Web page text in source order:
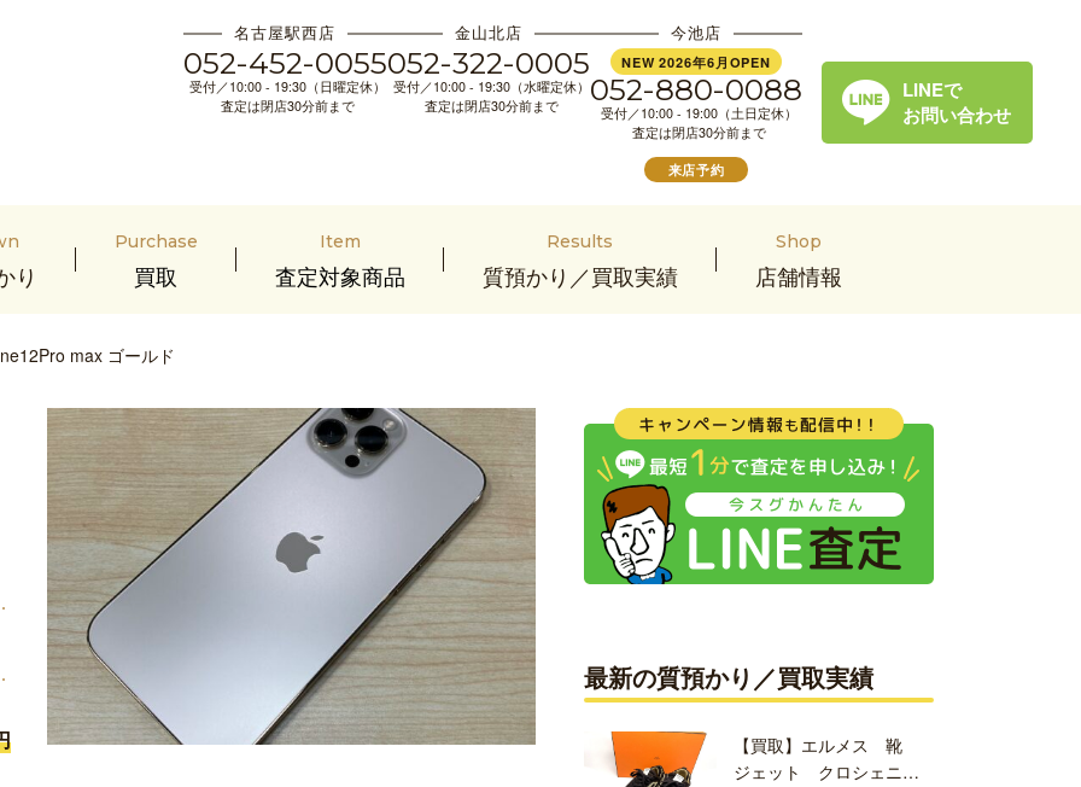
名古屋駅西店
052-452-0055
受付／10:00 - 19:30（日曜定休）
査定は閉店30分前まで
金山北店
052-322-0005
受付／10:00 - 19:30（水曜定休）
査定は閉店30分前まで
今池店
NEW 2026年6月OPEN
052-880-0088
受付／10:00 - 19:00（土日定休）
査定は閉店30分前まで
来店予約
LINEで
お問い合わせ
り
Purchase
買取
Item
査定対象商品
Results
質預かり／買取実績
Shop
店舗情報
max ゴールド
最新の質預かり／買取実績
【買取】エルメス 靴
ジェット クロシェニ…